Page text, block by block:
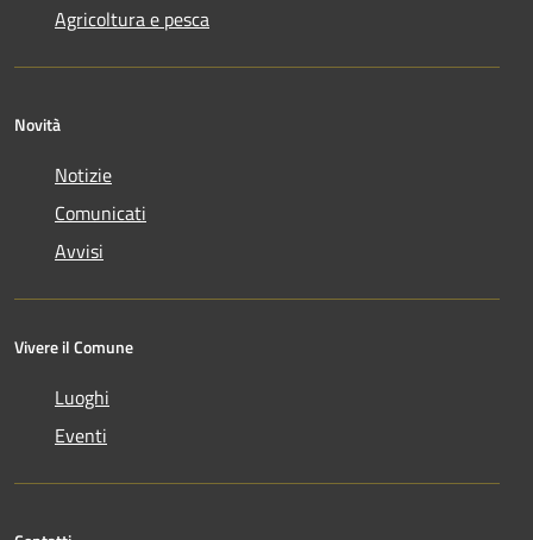
Agricoltura e pesca
Novità
Notizie
Comunicati
Avvisi
Vivere il Comune
Luoghi
Eventi